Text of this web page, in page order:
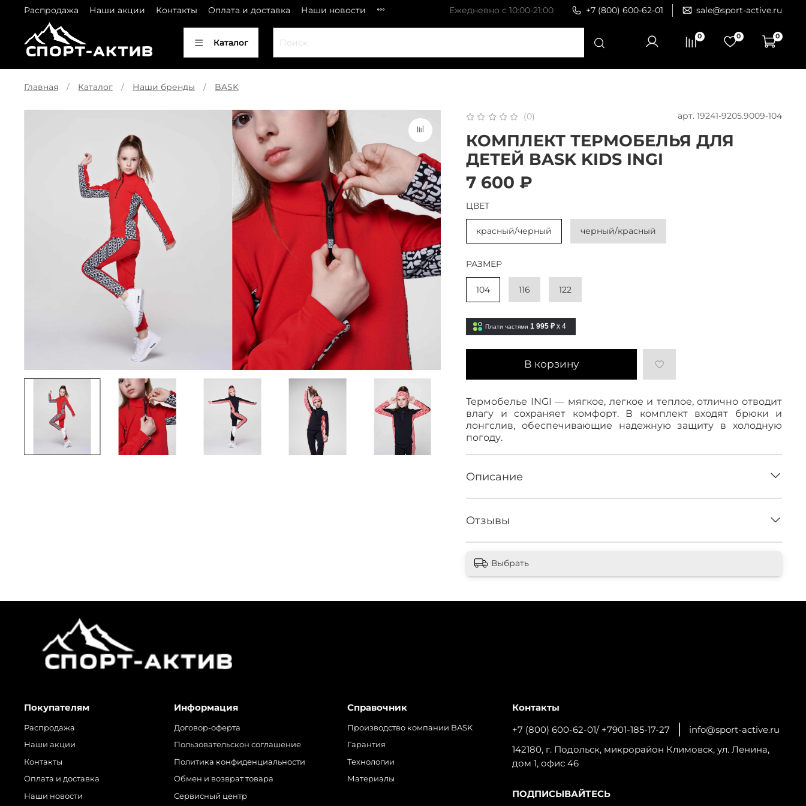
Распродажа Наши акции Контакты Оплата и доставка Наши новости Ежедневно с 10:00-21:00 +7 (800) 600-62-01 sale@sport-active.ru
Каталог
0 0 0
Главная Каталог Наши бренды BASK
(0) арт. 19241-9205.9009-104
КОМПЛЕКТ ТЕРМОБЕЛЬЯ ДЛЯ
ДЕТЕЙ BASK KIDS INGI
7 600 ₽
Плати частями 1 995 ₽ x 4
В корзину
ЦВЕТ
красный/черный черный/красный
РАЗМЕР
104 116 122
Термобелье INGI — мягкое, легкое и теплое, отлично отводит
влагу и сохраняет комфорт. В комплект входят брюки и
лонгслив, обеспечивающие надежную защиту в холодную
погоду.
Описание
Отзывы
Выбрать
Покупателям
Распродажа
Наши акции
Контакты
Оплата и доставка
Наши новости
Информация
Договор-оферта
Пользовательскон соглашение
Политика конфиденциальности
Обмен и возврат товара
Сервисный центр
Справочник
Производство компании BASK
Гарантия
Технологии
Материалы
Контакты
+7 (800) 600-62-01/ +7901-185-17-27
info@sport-active.ru
142180, г. Подольск, микрорайон Климовск, ул. Ленина,
дом 1, офис 46
ПОДПИСЫВАЙТЕСЬ